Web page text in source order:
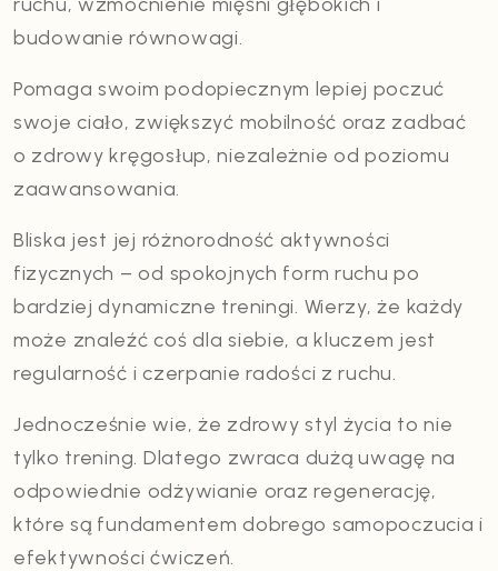
budowanie równowagi.
Pomaga swoim podopiecznym lepiej poczuć
swoje ciało, zwiększyć mobilność oraz zadbać
o zdrowy kręgosłup, niezależnie od poziomu
zaawansowania.
Bliska jest jej różnorodność aktywności
fizycznych – od spokojnych form ruchu po
bardziej dynamiczne treningi. Wierzy, że każdy
może znaleźć coś dla siebie, a kluczem jest
regularność i czerpanie radości z ruchu.
Jednocześnie wie, że zdrowy styl życia to nie
tylko trening. Dlatego zwraca dużą uwagę na
odpowiednie odżywianie oraz regenerację,
które są fundamentem dobrego samopoczucia i
efektywności ćwiczeń.